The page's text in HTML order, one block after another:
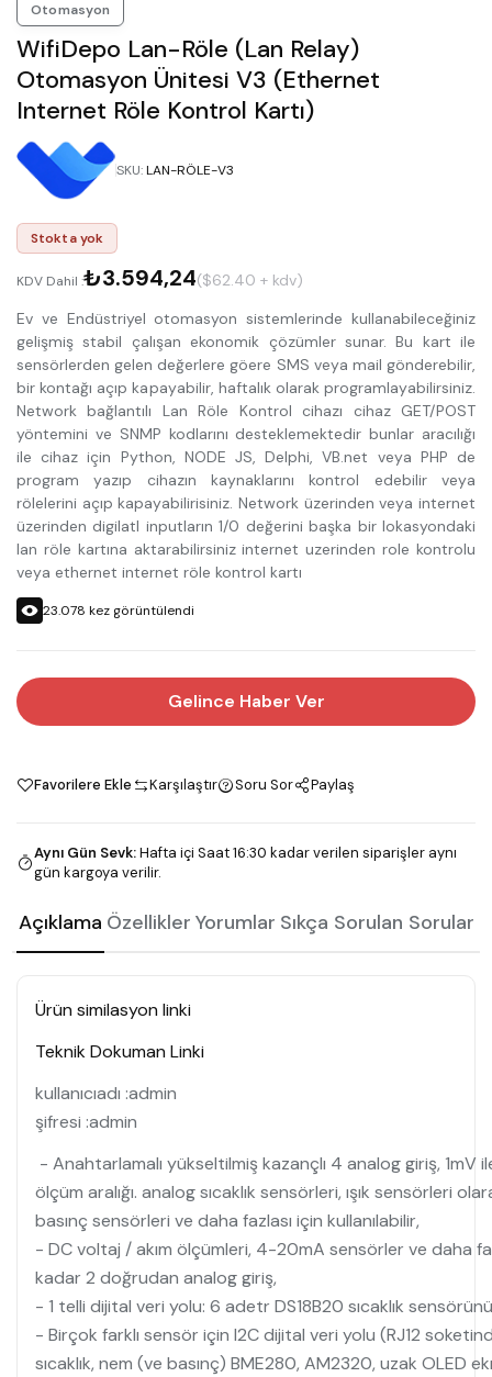
Otomasyon
WifiDepo Lan-Röle (Lan Relay)
Otomasyon Ünitesi V3 (ethernet
Internet Röle Kontrol Kartı)
SKU:LAN-RÖLE-V3
Stokta yok
KDV Dahil :₺3.594,24($62.40 + kdv)
Ev ve Endüstriyel otomasyon sistemlerinde kullanabileceğiniz
gelişmiş stabil çalışan ekonomik çözümler sunar. Bu kart ile
sensörlerden gelen değerlere göere SMS veya mail gönderebilir,
bir kontağı açıp kapayabilir, haftalık olarak programlayabilirsiniz.
Network bağlantılı Lan Röle Kontrol cihazı cihaz GET/POST
yöntemini ve SNMP kodlarını desteklemektedir bunlar aracılığı
ile cihaz için Python, NODE JS, Delphi, VB.net veya PHP de
program yazıp cihazın kaynaklarını kontrol edebilir veya
rölelerini açıp kapayabilirisiniz. Network üzerinden veya internet
üzerinden digilatl inputların 1/0 değerini başka bir lokasyondaki
lan röle kartına aktarabilirsiniz internet uzerinden role kontrolu
veya ethernet internet röle kontrol kartı
23.078 kez görüntülendi
Gelince Haber Ver
Favorilere Ekle Karşılaştır Soru Sor Paylaş
Aynı Gün Sevk:Hafta içi Saat 16:30 kadar verilen siparişler aynı
gün kargoya verilir.
Açıklama Özellikler Yorumlar Sıkça Sorulan Sorular
Ürün similasyon linki
Teknik Dokuman Linki
kullanıcıadı :admin
şifresi :admin
- Anahtarlamalı yükseltilmiş kazançlı 4 analog giriş, 1mV
ölçüm aralığı. analog sıcaklık sensörleri, ışık sensörleri
basınç sensörleri ve daha fazlası için kullanılabilir,
- DC voltaj / akım ölçümleri, 4-20mA sensörler ve daha
kadar 2 doğrudan analog giriş,
- 1 telli dijital veri yolu: 6 adetr DS18B20 sıcaklık
- Birçok farklı sensör için I2C dijital veri yolu (RJ12
sıcaklık, nem (ve basınç) BME280, AM2320, uzak OLED